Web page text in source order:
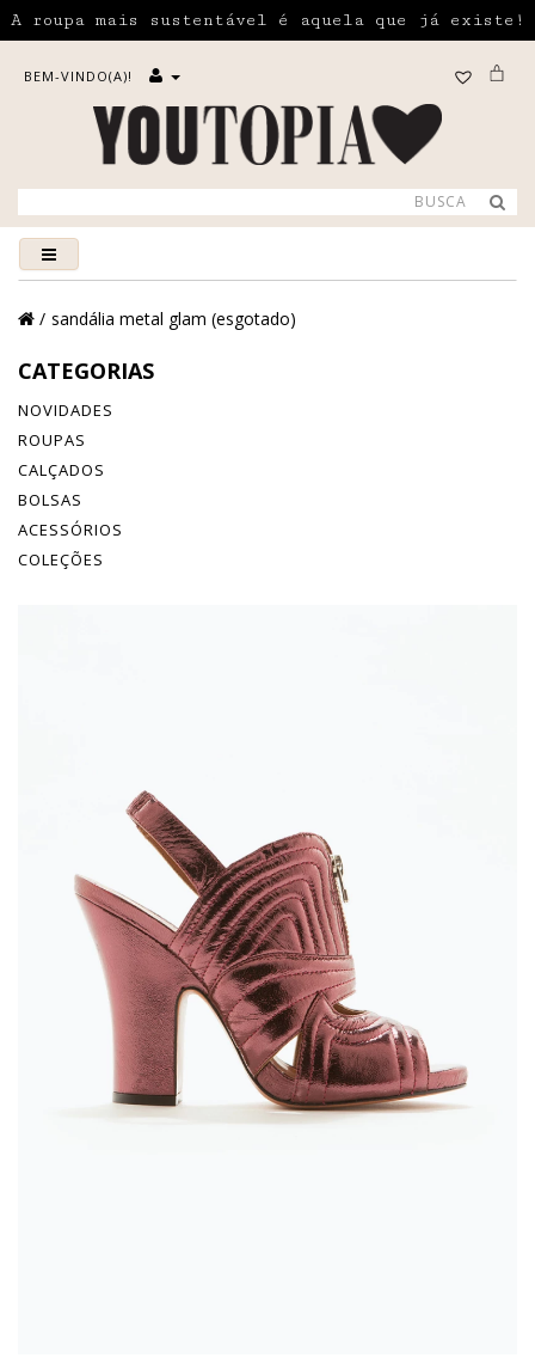
A roupa mais sustentável é aquela que já existe!
BEM-VINDO(A)!
sandália metal glam (esgotado)
CATEGORIAS
NOVIDADES
ROUPAS
CALÇADOS
BOLSAS
ACESSÓRIOS
COLEÇÕES